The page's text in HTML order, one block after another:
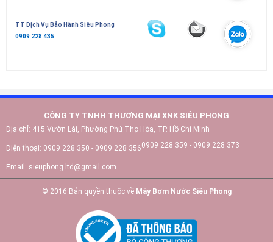
TT Dịch Vụ Bảo Hành Siêu Phong
0909 228 435
CÔNG TY TNHH THƯƠNG MẠI XNK SIÊU PHONG
Địa chỉ: 415 Vườn Lài, Phường Phú Thọ Hòa, TP. Hồ Chí Minh
Điện thoại: 0909 228 350 - 0909 228 3560909 228 359 - 0909 228 373
Email: sieuphong.ltd@gmail.com
© 2016 Bản quyền thuộc về Máy Bơm Nước Siêu Phong